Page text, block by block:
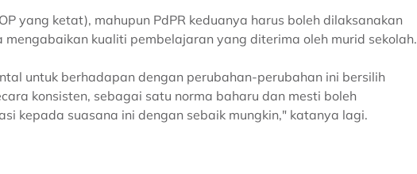
yang ketat), mahupun PdPR keduanya harus boleh dilaksanakan
kualiti pembelajaran yang diterima oleh murid sekolah.
untuk berhadapan dengan perubahan-perubahan ini bersilih
konsisten, sebagai satu norma baharu dan mesti boleh
kepada suasana ini dengan sebaik mungkin," katanya lagi.